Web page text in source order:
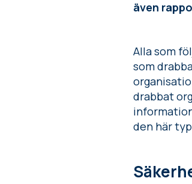
även
Alla som
som
drabbat
den här